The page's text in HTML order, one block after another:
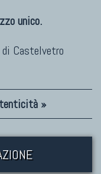
unico.
Castelvetro
»